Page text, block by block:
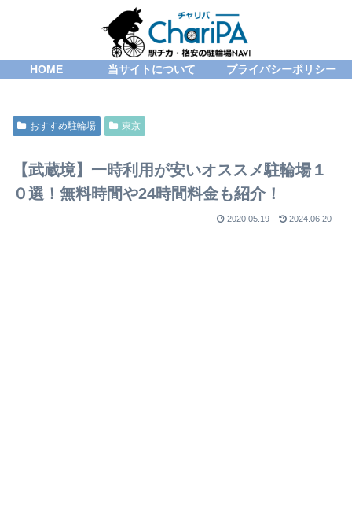
HOME 当サイトについて プライバシーポリシー
おすすめ駐輪場 東京
【武蔵境】一時利用が安いオススメ駐輪場１
０選！無料時間や24時間料金も紹介！
2020.05.19 2024.06.20